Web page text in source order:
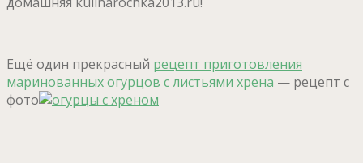
Ещё один прекрасный рецепт приготовления
маринованных огурцов с листьями хрена — рецепт с
фото